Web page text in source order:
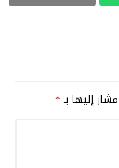
إليها بـ*